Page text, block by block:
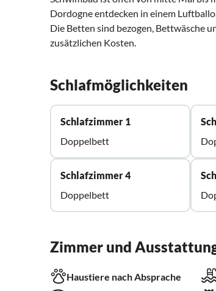
Dordogne entdecken in einem
Die Betten sind bezogen, Bettwäsche
zusätzlichen Kosten.
Schlafmöglichkeiten
Schlafzimmer 1
Doppelbett
Schlafzimmer 4
Doppelbett
Zimmer und
Haustiere nach Absprache